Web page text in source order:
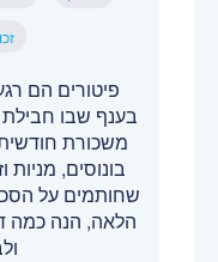
פיטורים הם
בענף שבו
משכורת
בונוסים, מניות
שחותמים על
הלאה, הנה כמה